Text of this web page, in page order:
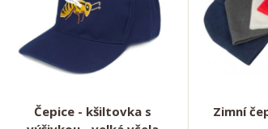
Čepice - kšiltovka s
Zimní